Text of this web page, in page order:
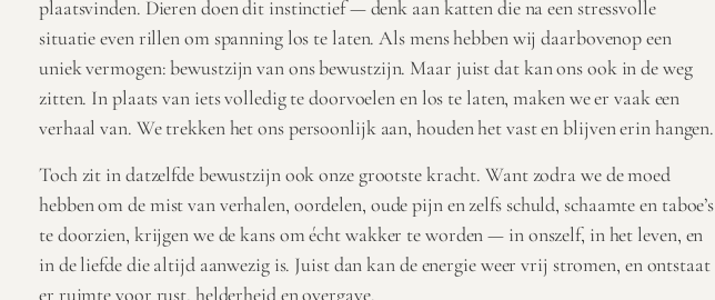
plaatsvinden. Dieren doen dit instinctief — denk aan katten die na een stressvolle
situatie even rillen om spanning los te laten. Als mens hebben wij daarbovenop een
uniek vermogen: bewustzijn van ons bewustzijn. Maar juist dat kan ons ook in de weg
zitten. In plaats van iets volledig te doorvoelen en los te laten, maken we er vaak een
verhaal van. We trekken het ons persoonlijk aan, houden het vast en blijven erin hangen.
Toch zit in datzelfde bewustzijn ook onze grootste kracht. Want zodra we de moed
hebben om de mist van verhalen, oordelen, oude pijn en zelfs schuld, schaamte en taboe’s
te doorzien, krijgen we de kans om écht wakker te worden — in onszelf, in het leven, en
in de liefde die altijd aanwezig is. Juist dan kan de energie weer vrij stromen, en ontstaat
er ruimte voor rust, helderheid en overgave.